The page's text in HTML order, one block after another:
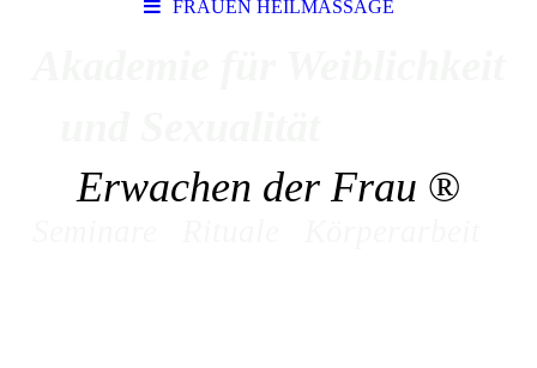
FRAUEN HEILMASSAGE
Erwachen der Frau ®